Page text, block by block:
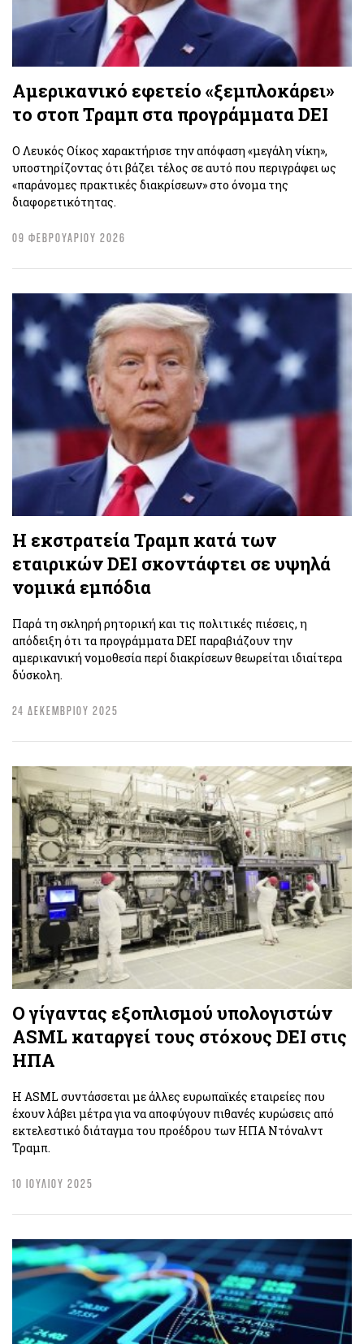
Αμερικανικό εφετείο «ξεμπλοκάρει»
το στοπ Τραμπ στα προγράμματα DEI
Ο Λευκός Οίκος χαρακτήρισε την απόφαση «μεγάλη νίκη»,
υποστηρίζοντας ότι βάζει τέλος σε αυτό που περιγράφει ως
«παράνομες πρακτικές διακρίσεων» στο όνομα της
διαφορετικότητας.
09 ΦΕΒΡΟΥΑΡΙΟΥ 2026
Η εκστρατεία Τραμπ κατά των
εταιρικών DEI σκοντάφτει σε υψηλά
νομικά εμπόδια
Παρά τη σκληρή ρητορική και τις πολιτικές πιέσεις, η
απόδειξη ότι τα προγράμματα DEI παραβιάζουν την
αμερικανική νομοθεσία περί διακρίσεων θεωρείται ιδιαίτερα
δύσκολη.
24 ΔΕΚΕΜΒΡΙΟΥ 2025
Ο γίγαντας εξοπλισμού υπολογιστών
ASML καταργεί τους στόχους DEI στις
ΗΠΑ
Η ASML συντάσσεται με άλλες ευρωπαϊκές εταιρείες που
έχουν λάβει μέτρα για να αποφύγουν πιθανές κυρώσεις από
εκτελεστικό διάταγμα του προέδρου των ΗΠΑ Ντόναλντ
Τραμπ.
10 ΙΟΥΛΙΟΥ 2025